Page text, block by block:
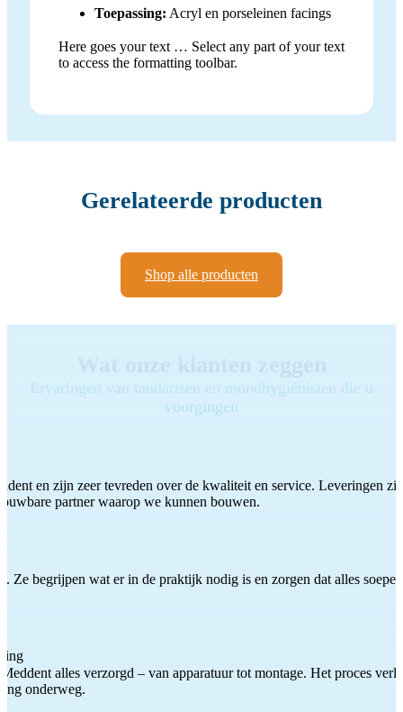
Toepassing: Acryl en porseleinen facings
Here goes your text … Select any part of your text
to access the formatting toolbar.
Gerelateerde producten
Shop alle producten
Ervaringen van tandartsen en mondhygiënisten die u
voorgingen
en zijn zeer tevreden over de kwaliteit en service. Leveringen
partner waarop we kunnen bouwen.
Ze begrijpen wat er in de praktijk nodig is en zorgen dat alles
alles verzorgd – van apparatuur tot montage. Het proces
onderweg.